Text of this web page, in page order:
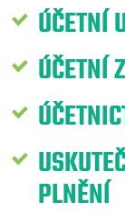
ÚČETNÍ
ÚČETNÍ
PLNĚNÍ